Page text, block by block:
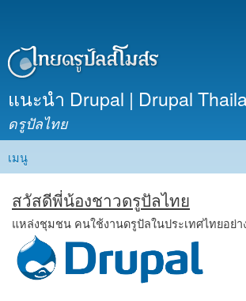
เนื้อหา
แนะนำ Drupal | Drupal
ดรูปัลไทย
Main menu
เมนู
สวัสดีพี่น้องชาวดรูปัลไทย
แหล่งชุมชน คนใช้งานดรูปัลในประเทศไทยอย่า